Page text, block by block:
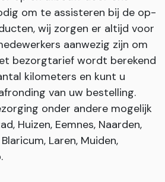
om te assisteren bij de op-
wij zorgen er altijd voor
aanwezig zijn om
bezorgtarief wordt berekend
kilometers en kunt u
van uw bestelling.
onder andere mogelijk
Huizen, Eemnes, Naarden,
Laren, Muiden,